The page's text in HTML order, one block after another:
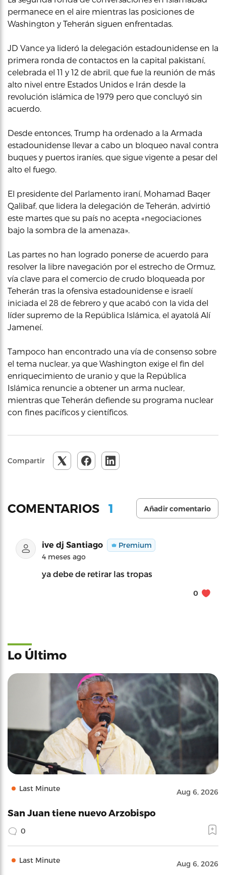
permanece en el aire mientras las posiciones de
Washington y Teherán siguen enfrentadas.
JD Vance ya lideró la delegación estadounidense en la
primera ronda de contactos en la capital pakistaní,
celebrada el 11 y 12 de abril, que fue la reunión de más
alto nivel entre Estados Unidos e Irán desde la
revolución islámica de 1979 pero que concluyó sin
acuerdo.
Desde entonces, Trump ha ordenado a la Armada
estadounidense llevar a cabo un bloqueo naval contra
buques y puertos iraníes, que sigue vigente a pesar del
alto el fuego.
El presidente del Parlamento iraní, Mohamad Baqer
Qalibaf, que lidera la delegación de Teherán, advirtió
este martes que su país no acepta «negociaciones
bajo la sombra de la amenaza».
Las partes no han logrado ponerse de acuerdo para
resolver la libre navegación por el estrecho de Ormuz,
vía clave para el comercio de crudo bloqueada por
Teherán tras la ofensiva estadounidense e israelí
iniciada el 28 de febrero y que acabó con la vida del
líder supremo de la República Islámica, el ayatolá Alí
Jameneí.
Tampoco han encontrado una vía de consenso sobre
el tema nuclear, ya que Washington exige el fin del
enriquecimiento de uranio y que la República
Islámica renuncie a obtener un arma nuclear,
mientras que Teherán defiende su programa nuclear
con fines pacíficos y científicos.
Compartir
COMENTARIOS 1 Añadir comentario
ive dj Santiago
Premium
4 meses ago
ya debe de retirar las tropas
0
Lo Último
Last Minute Aug 6, 2026
San Juan tiene nuevo Arzobispo
0
Last Minute Aug 6, 2026